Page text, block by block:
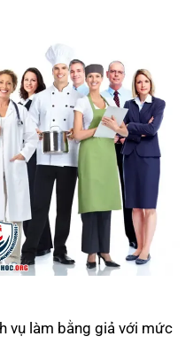
vụ làm bằng giả với mức